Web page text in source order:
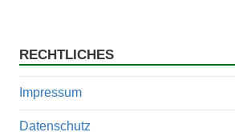
RECHTLICHES
Impressum
Datenschutz